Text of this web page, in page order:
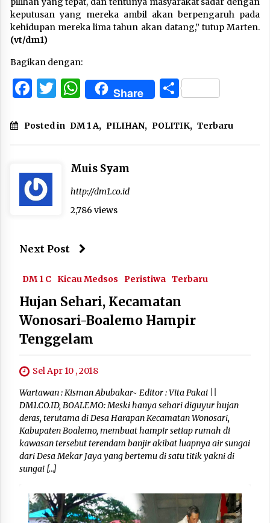
keputusan yang mereka ambil akan berpengaruh pada
kehidupan mereka lima tahun akan datang,” tutup Marten.
(vt/dm1)
Bagikan dengan:
Facebook
Twitter
WhatsApp
Share Share
Posted in DM 1 A, PILIHAN, POLITIK, Terbaru
Muis Syam
http://dm1.co.id
2,786 views
Next Post
DM 1 C Kicau Medsos Peristiwa Terbaru
Hujan Sehari, Kecamatan
Wonosari-Boalemo Hampir
Tenggelam
Sel Apr 10 , 2018
Wartawan : Kisman Abubakar~ Editor : Vita Pakai ||
DM1.CO.ID, BOALEMO: Meski hanya sehari diguyur hujan
deras, terutama di Desa Harapan Kecamatan Wonosari,
Kabupaten Boalemo, membuat hampir setiap rumah di
kawasan tersebut terendam banjir akibat luapnya air sungai
dari Desa Mekar Jaya yang bertemu di satu titik yakni di
sungai […]